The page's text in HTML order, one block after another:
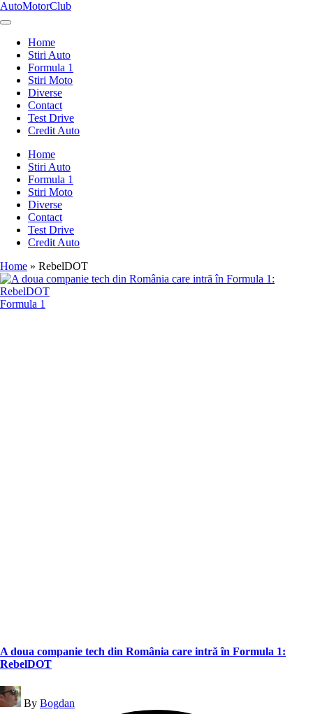
Skip
to
AutoMotorClub
Totul
masini
pasionatii
masini
Home
Stiri Auto
Formula 1
Stiri Moto
Diverse
Contact
Test Drive
Credit Auto
Home
Stiri Auto
Formula 1
Stiri Moto
Diverse
Contact
Test Drive
Credit Auto
Home » RebelDOT
Posted
Formula 1
A doua companie tech din România care intră în Formula 1:
RebelDOT
Posted
by
By Bogdan